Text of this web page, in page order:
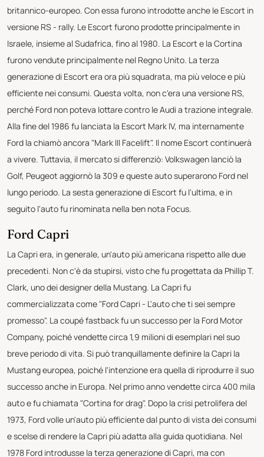
britannico-europeo. Con essa furono introdotte anche le Escort in
versione RS - rally. Le Escort furono prodotte principalmente in
Israele, insieme al Sudafrica, fino al 1980. La Escort e la Cortina
furono vendute principalmente nel Regno Unito. La terza
generazione di Escort era ora più squadrata, ma più veloce e più
efficiente nei consumi. Questa volta, non c'era una versione RS,
perché Ford non poteva lottare contro le Audi a trazione integrale.
Alla fine del 1986 fu lanciata la Escort Mark IV, ma internamente
Ford la chiamò ancora "Mark III Facelift". Il nome Escort continuerà
a vivere. Tuttavia, il mercato si differenziò: Volkswagen lanciò la
Golf, Peugeot aggiornò la 309 e queste auto superarono Ford nel
lungo periodo. La sesta generazione di Escort fu l'ultima, e in
seguito l'auto fu rinominata nella ben nota Focus.
Ford Capri
La Capri era, in generale, un'auto più americana rispetto alle due
precedenti. Non c'è da stupirsi, visto che fu progettata da Phillip T.
Clark, uno dei designer della Mustang. La Capri fu
commercializzata come "Ford Capri - L'auto che ti sei sempre
promesso". La coupé fastback fu un successo per la Ford Motor
Company, poiché vendette circa 1,9 milioni di esemplari nel suo
breve periodo di vita. Si può tranquillamente definire la Capri la
Mustang europea, poiché l'intenzione era quella di riprodurre il suo
successo anche in Europa. Nel primo anno vendette circa 400 mila
auto e fu chiamata "Cortina for drag". Dopo la crisi petrolifera del
1973, Ford volle un'auto più efficiente dal punto di vista dei consumi
e scelse di rendere la Capri più adatta alla guida quotidiana. Nel
1978 Ford introdusse la terza generazione di Capri, ma con